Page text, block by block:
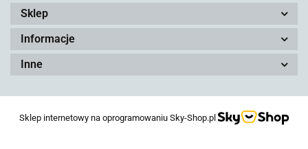
Sklep
Informacje
Inne
Sklep internetowy na oprogramowaniu Sky-Shop.pl